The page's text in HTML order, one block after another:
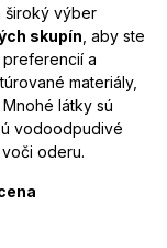
široký výber
skupín , aby ste
a
materiály,
látky sú
vodoodpudivé
oderu.